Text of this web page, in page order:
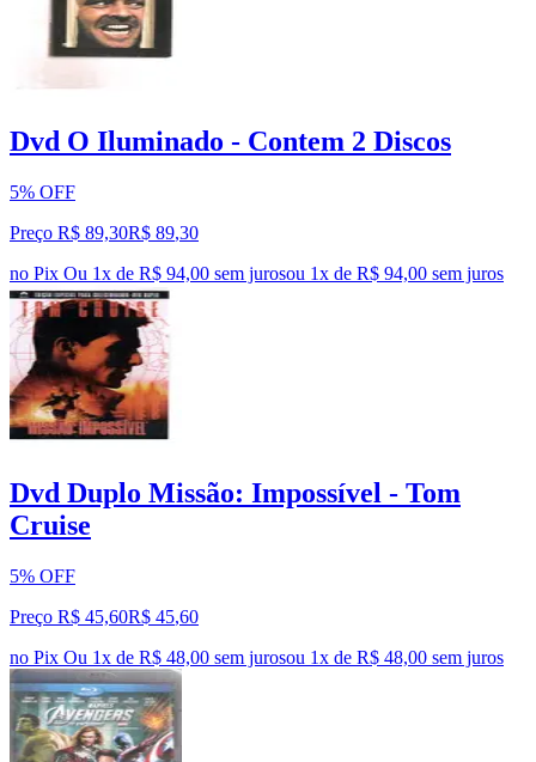
Dvd O Iluminado - Contem 2 Discos
5% OFF
Preço R$ 89,30R$ 89,30
no Pix Ou 1x de R$ 94,00 sem jurosou 1x de R$ 94,00 sem juros
Dvd Duplo Missão: Impossível - Tom
Cruise
5% OFF
Preço R$ 45,60R$ 45,60
no Pix Ou 1x de R$ 48,00 sem jurosou 1x de R$ 48,00 sem juros